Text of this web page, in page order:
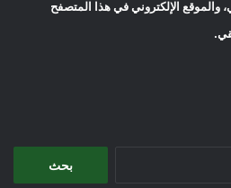
والموقع الإلكتروني في هذا المتصفح